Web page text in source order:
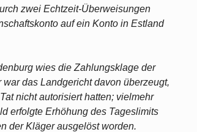
zwei Echtzeit-Überweisungen
auf ein Konto in Estland
wies die Zahlungsklage der
das Landgericht davon überzeugt,
nicht autorisiert hatten; vielmehr
erfolgte Erhöhung des Tageslimits
der Kläger ausgelöst worden.